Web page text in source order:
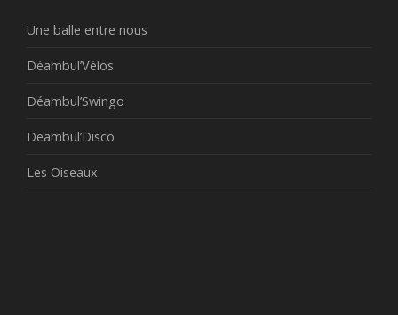
Une balle entre nous
Déambul’Vélos
Déambul’Swingo
Deambul’Disco
Les Oiseaux